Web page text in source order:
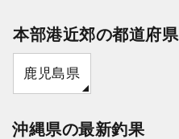
本部港近郊の都道府県
鹿児島県
沖縄県の最新釣果